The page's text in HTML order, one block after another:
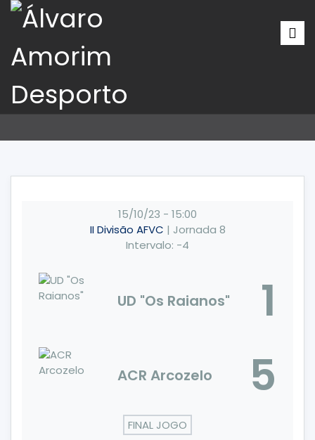
15/10/23 - 15:00
II Divisão AFVC | Jornada 8
Intervalo: -4
UD "Os Raianos" 1
ACR Arcozelo 5
FINAL JOGO